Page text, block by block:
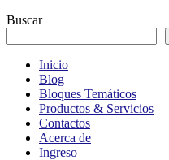
Buscar
Inicio
Blog
Bloques Temáticos
Productos & Servicios
Contactos
Acerca de
Ingreso